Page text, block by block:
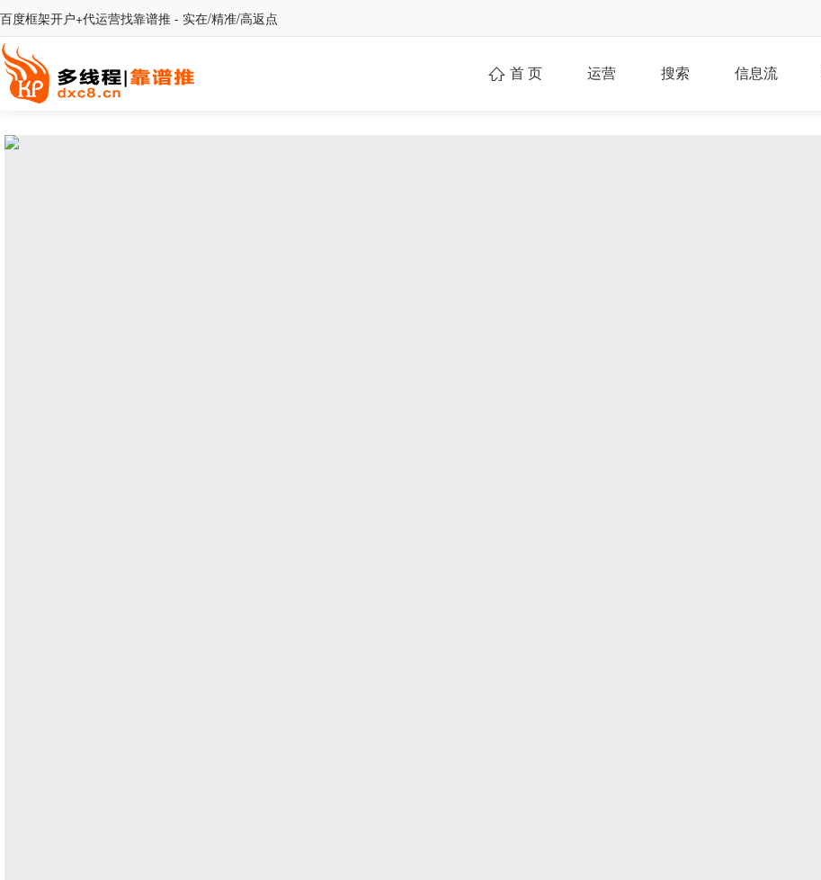
百度框架开户+代运营找靠谱推 - 实在/精准/高返点
 首 页 运营 搜索 信息流